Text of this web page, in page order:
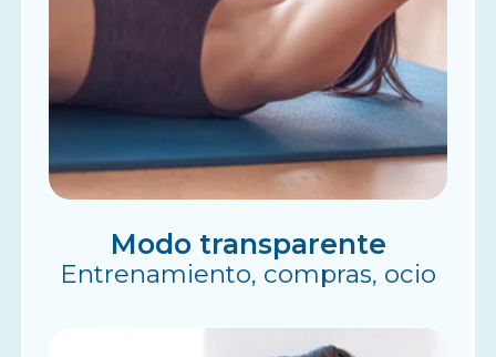
Modo transparente
Entrenamiento, compras, ocio